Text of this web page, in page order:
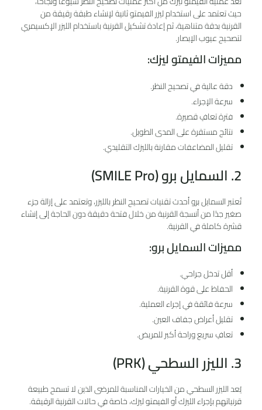
حيث تعتمد على استخدام ليزر الفيمتو ثانية لإنشاء طبقة رقيقة من
القرنية بدقة متناهية، ثم إعادة تشكيل القرنية باستخدام الليزر الإكسيمري
لتصحيح عيوب الإبصار.
مميزات الفيمتو ليزك:
دقة عالية في تصحيح النظر.
سرعة الإجراء.
فترة تعافٍ قصيرة.
نتائج مستقرة على المدى الطويل.
تقليل المضاعفات مقارنة بالليزك التقليدي.
2. السمايل برو (SMILE Pro)
تُعتبر السمايل برو أحدث تقنيات تصحيح النظر بالليزر، وتعتمد على إزالة جزء
صغير جدًا من أنسجة القرنية من خلال فتحة دقيقة دون الحاجة إلى إنشاء
قشرة كاملة في القرنية.
مميزات السمايل برو:
أقل تدخل جراحي.
الحفاظ على قوة القرنية.
سرعة فائقة في إجراء العملية.
تقليل أعراض جفاف العين.
تعافٍ سريع وراحة أكبر للمريض.
3. الليزر السطحي (PRK)
يُعد الليزر السطحي من الخيارات المناسبة للمرضى الذين لا تسمح طبيعة
قرنياتهم بإجراء الليزك أو الفيمتو ليزك، خاصة في حالات القرنية الرقيقة.